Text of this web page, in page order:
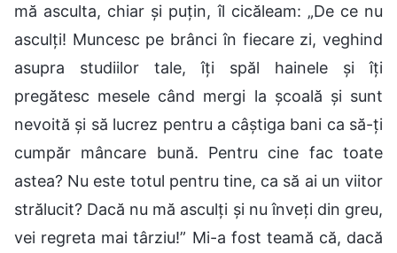
mă asculta, chiar și puțin, îl cicăleam: „De ce nu
asculți! Muncesc pe brânci în fiecare zi, veghind
asupra studiilor tale, îți spăl hainele și îți
pregătesc mesele când mergi la școală și sunt
nevoită și să lucrez pentru a câștiga bani ca să-ți
cumpăr mâncare bună. Pentru cine fac toate
astea? Nu este totul pentru tine, ca să ai un viitor
strălucit? Dacă nu mă asculți și nu înveți din greu,
vei regreta mai târziu!” Mi-a fost teamă că, dacă